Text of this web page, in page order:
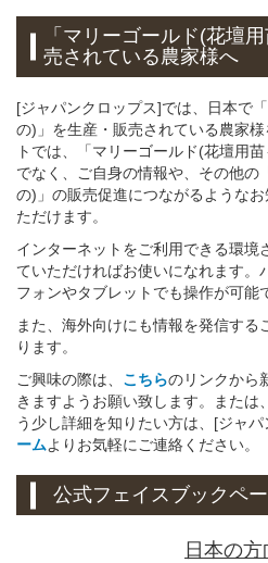
「マリーゴールド(花壇用
売されている農家様へ
[ジャパンクロップス]では、日本で
の)」を生産・販売されている農家
トでは、「マリーゴールド(花壇用
でなく、ご自身の情報や、その他の
の)」の販売促進につながるような
ただけます。
インターネットをご利用できる環境
ていただければお使いになれます。
フォンやタブレットでも操作が可能
また、海外向けにも情報を発信する
ります。
ご興味の際は、 こちらのリンクから
きますようお願い致します。または
う少し詳細を知りたい方は、[ジャ
ームよりお気軽にご連絡ください。
公式フェイスブックペ
日本の方